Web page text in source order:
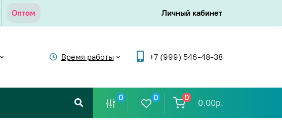
Оптом Личный кабинет
Время работы +7 (999) 546-48-38
0 0 0
0.00р.